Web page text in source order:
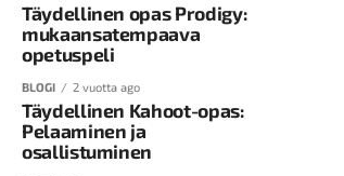
Täydellinen opas Prodigy:
mukaansatempaava
opetuspeli
BLOGI 2 vuotta ago
Täydellinen Kahoot-opas:
Pelaaminen ja
osallistuminen